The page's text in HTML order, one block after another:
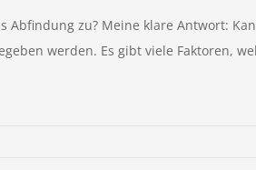
zu? Meine klare Antwort:
werden. Es gibt viele Faktoren,